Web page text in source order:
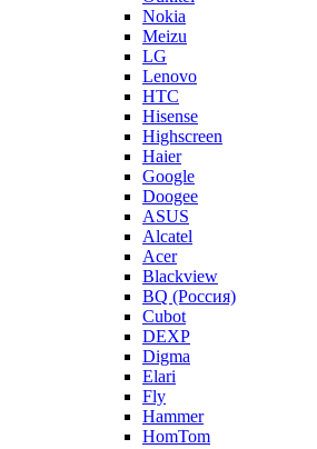
Nokia
Meizu
LG
Lenovo
HTC
Hisense
Highscreen
Haier
Google
Doogee
ASUS
Alcatel
Acer
Blackview
BQ (Россия)
Cubot
DEXP
Digma
Elari
Fly
Hammer
HomTom